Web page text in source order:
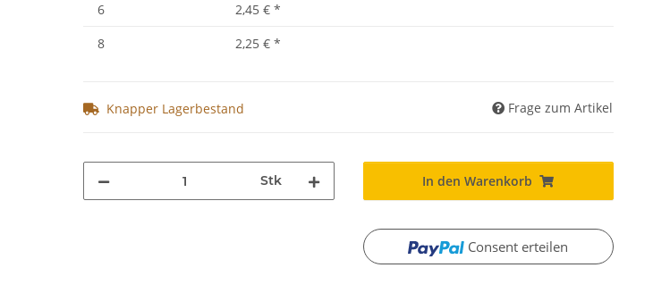
6
2,45 € *
8
2,25 € *
Knapper Lagerbestand Frage zum Artikel
Stk In den Warenkorb
Consent erteilen